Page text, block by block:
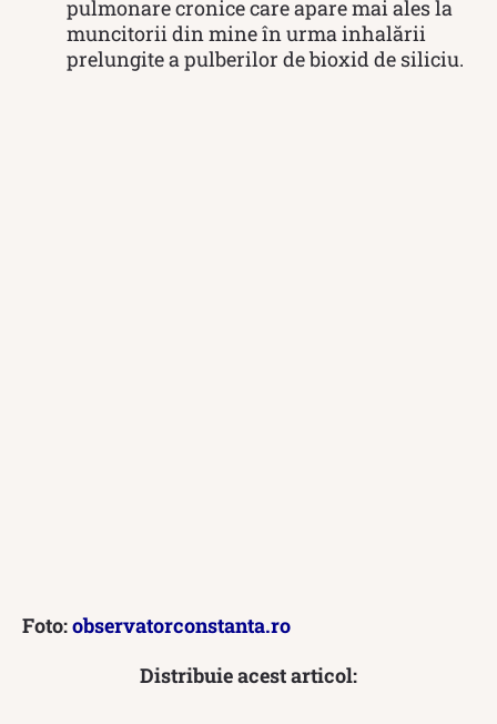
pulmonare cronice care apare mai ales la
muncitorii din mine în urma inhalării
prelungite a pulberilor de bioxid de siliciu.
Foto:observatorconstanta.ro
Distribuie acest articol: